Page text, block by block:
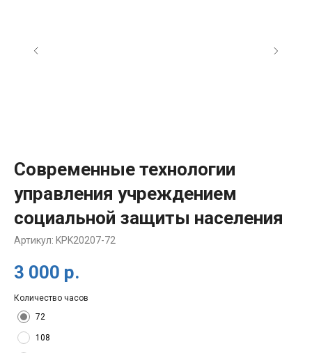
Современные технологии
управления учреждением
социальной защиты населения
Артикул: KPK20207-72
3 000 р.
Количество часов
72
108